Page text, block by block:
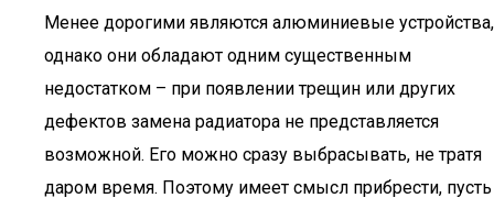
Менее дорогими являются алюминиевые устройства,
однако они обладают одним существенным
недостатком – при появлении трещин или других
дефектов замена радиатора не представляется
возможной. Его можно сразу выбрасывать, не тратя
даром время. Поэтому имеет смысл прибрести, пусть